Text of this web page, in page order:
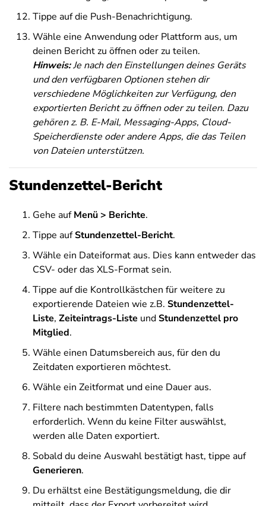
Tippe auf die Push-Benachrichtigung.
Wähle eine Anwendung oder Plattform aus, um
deinen Bericht zu öffnen oder zu teilen.
Hinweis:Je nach den Einstellungen deines Geräts
und den verfügbaren Optionen stehen dir
verschiedene Möglichkeiten zur Verfügung, den
exportierten Bericht zu öffnen oder zu teilen. Dazu
gehören z. B. E-Mail, Messaging-Apps, Cloud-
Speicherdienste oder andere Apps, die das Teilen
von Dateien unterstützen.
Stundenzettel-Bericht
Gehe aufMenü > Berichte.
Tippe aufStundenzettel-Bericht.
Wähle ein Dateiformat aus. Dies kann entweder das
CSV- oder das XLS-Format sein.
Tippe auf die Kontrollkästchen für weitere zu
exportierende Dateien wie z.B. Stundenzettel-
Liste, Zeiteintrags-Liste undStundenzettel pro
Mitglied.
Wähle einen Datumsbereich aus, für den du
Zeitdaten exportieren möchtest.
Wähle ein Zeitformat und eine Dauer aus.
Filtere nach bestimmten Datentypen, falls
erforderlich. Wenn du keine Filter auswählst,
werden alle Daten exportiert.
Sobald du deine Auswahl bestätigt hast, tippe auf
Generieren.
Du erhältst eine Bestätigungsmeldung, die dir